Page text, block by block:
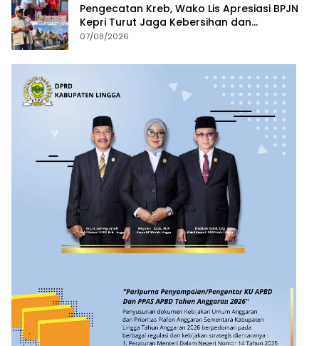
Pengecatan Kreb, Wako Lis Apresiasi BPJN
Kepri Turut Jaga Kebersihan dan
Keindahan Ruas Jalan
07/08/2026